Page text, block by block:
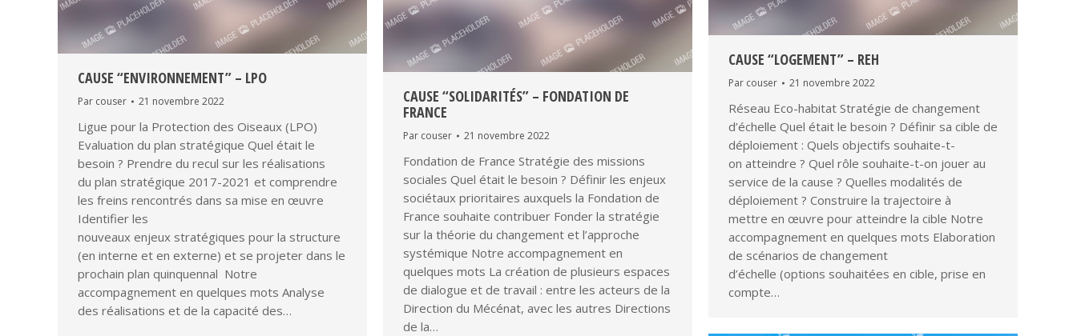
CAUSE “LOGEMENT” – REH
Par couser 21 novembre 2022
Réseau Eco-habitat Stratégie de changement
d’échelle Quel était le besoin ? ​Définir sa cible de
déploiement : Quels objectifs souhaite-t-
on atteindre ? Quel rôle souhaite-t-on jouer au
service de la cause ? Quelles modalités de
déploiement ? Construire la trajectoire à
mettre en œuvre pour atteindre la cible​ Notre
accompagnement en quelques mots Elaboration
de scénarios de changement
d’échelle (options souhaitées en cible, prise en
compte…
CAUSE “ENVIRONNEMENT” – LPO
Par couser 21 novembre 2022
Ligue pour la Protection des Oiseaux (LPO)
Evaluation du plan stratégique Quel était le
besoin ? ​Prendre du recul sur les réalisations
du plan stratégique 2017-2021 et comprendre
les freins rencontrés dans sa mise en œuvre
Identifier les
nouveaux enjeux stratégiques pour la structure
(en interne et en externe) et se projeter dans le
prochain plan quinquennal ​ Notre
accompagnement en quelques mots Analyse
des réalisations et de la capacité des…
CAUSE “SOLIDARITÉS” – FONDATION DE
FRANCE
Par couser 21 novembre 2022
Fondation de France Stratégie des missions
sociales Quel était le besoin ? Définir les enjeux
sociétaux prioritaires auxquels la Fondation de
France souhaite contribuer​ Fonder la stratégie
sur la théorie du changement et l’approche
systémique​ Notre accompagnement en
quelques mots La création de plusieurs espaces
de dialogue et de travail : entre les acteurs de la
Direction du Mécénat, avec les autres Directions
de la…